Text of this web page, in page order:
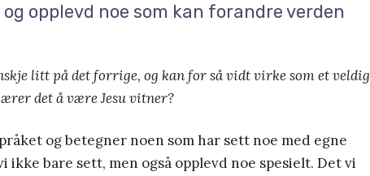
opplevd noe som kan forandre verden
litt på det forrige, og kan for så vidt virke som et veldig
det å være Jesu vitner?
og betegner noen som har sett noe med egne
ikke bare sett, men også opplevd noe spesielt. Det vi